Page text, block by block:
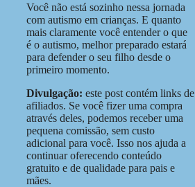
Você não está sozinho nessa jornada
com autismo em crianças. E quanto
mais claramente você entender o que
é o autismo, melhor preparado estará
para defender o seu filho desde o
primeiro momento.
Divulgação: este post contém links de
afiliados. Se você fizer uma compra
através deles, podemos receber uma
pequena comissão, sem custo
adicional para você. Isso nos ajuda a
continuar oferecendo conteúdo
gratuito e de qualidade para pais e
mães.